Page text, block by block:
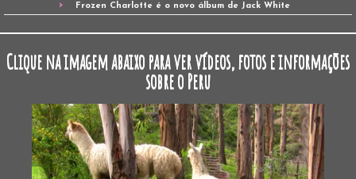
Frozen Charlotte é o novo álbum de Jack White
Clique na imagem abaixo para ver vídeos, fotos e informações
sobre o Peru